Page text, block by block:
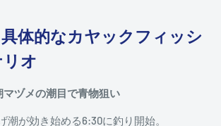
体的なカヤックフィッシ
オ
マヅメの潮目で青物狙い
潮が効き始める6:30に釣り開始。